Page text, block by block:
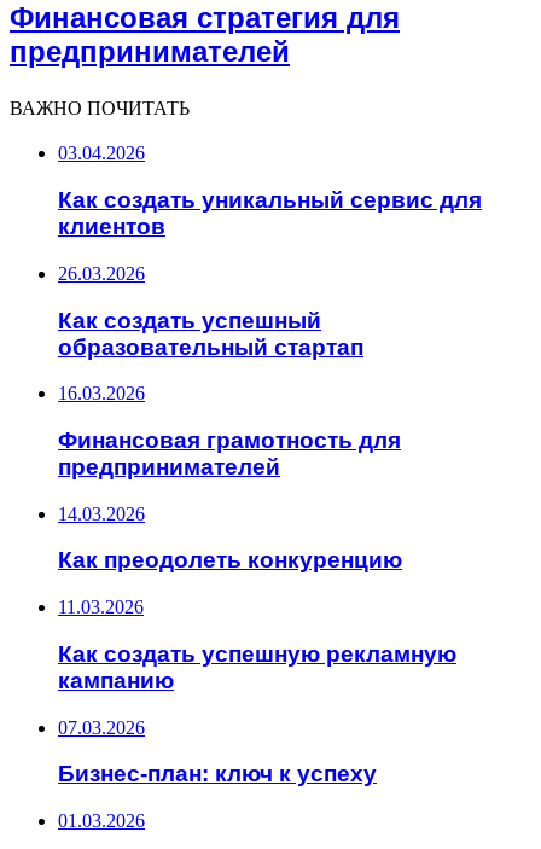
Финансовая стратегия для
предпринимателей
ВАЖНО ПОЧИТАТЬ
03.04.2026
Как создать уникальный сервис для
клиентов
26.03.2026
Как создать успешный
образовательный стартап
16.03.2026
Финансовая грамотность для
предпринимателей
14.03.2026
Как преодолеть конкуренцию
11.03.2026
Как создать успешную рекламную
кампанию
07.03.2026
Бизнес-план: ключ к успеху
01.03.2026